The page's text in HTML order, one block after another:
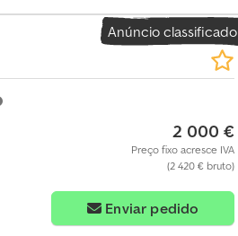
da HIAB (normalmente na classe de
indica que a lança possui seis extensões
bom estado de funcionamento, sem
recolha fica a 20 km do local indicado
Anúncio classificado
2 000 €
Preço fixo acresce IVA
(2 420 € bruto)
Enviar pedido